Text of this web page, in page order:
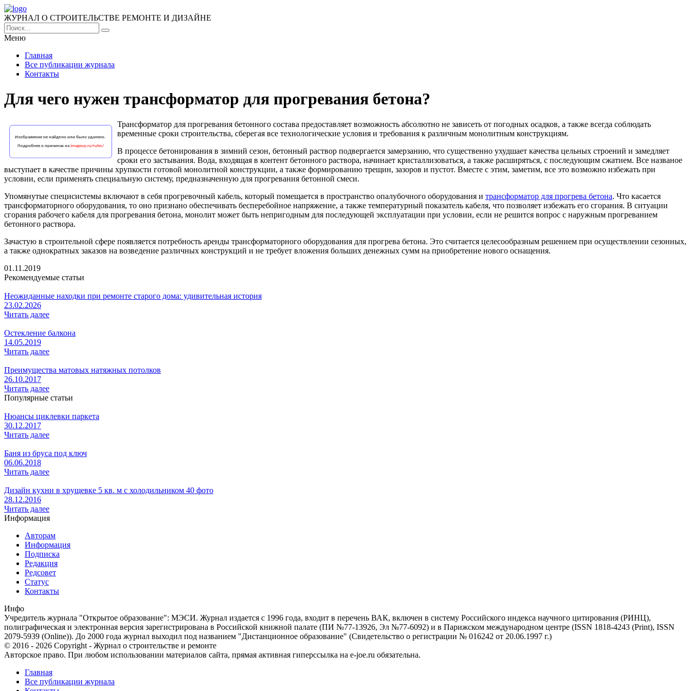
ЖУРНАЛ О СТРОИТЕЛЬСТВЕ РЕМОНТЕ И ДИЗАЙНЕ
Меню
Главная
Все публикации журнала
Контакты
Для чего нужен трансформатор для прогревания бетона?
Трансформатор для прогревания бетонного состава предоставляет возможность абсолютно не зависеть от погодных осадков, а также всегда соблюдать
временные сроки строительства, сберегая все технологические условия и требования к различным монолитным конструкциям.
В процессе бетонирования в зимний сезон, бетонный раствор подвергается замерзанию, что существенно ухудшает качества цельных строений и замедляет
сроки его застывания. Вода, входящая в контент бетонного раствора, начинает кристаллизоваться, а также расширяться, с последующим сжатием. Все названое
выступает в качестве причины хрупкости готовой монолитной конструкции, а также формированию трещин, зазоров и пустот. Вместе с этим, заметим, все это возможно избежать при
условии, если применять специальную систему, предназначенную для прогревания бетонной смеси.
Упомянутые специсистемы включают в себя прогревочный кабель, который помещается в пространство опалубочного оборудования и трансформатор для прогрева бетона. Что касается
трансформаторного оборудования, то оно признано обеспечивать бесперебойное напряжение, а также температурный показатель кабеля, что позволяет избежать его сгорания. В ситуации
сгорания рабочего кабеля для прогревания бетона, монолит может быть непригодным для последующей эксплуатации при условии, если не решится вопрос с наружным прогреванием
бетонного раствора.
Зачастую в строительной сфере появляется потребность аренды трансформаторного оборудования для прогрева бетона. Это считается целесообразным решением при осуществлении сезонных,
а также однократных заказов на возведение различных конструкций и не требует вложения больших денежных сумм на приобретение нового оснащения.
01.11.2019
Рекомендуемые статьи
Неожиданные находки при ремонте старого дома: удивительная история
23.02.2026
Читать далее
Остекление балкона
14.05.2019
Читать далее
Преимущества матовых натяжных потолков
26.10.2017
Читать далее
Популярные статьи
Нюансы циклевки паркета
30.12.2017
Читать далее
Баня из бруса под ключ
06.06.2018
Читать далее
Дизайн кухни в хрущевке 5 кв. м с холодильником 40 фото
28.12.2016
Читать далее
Информация
Авторам
Информация
Подписка
Редакция
Редсовет
Статус
Контакты
Инфо
Учредитель журнала "Открытое образование": МЭСИ. Журнал издается с 1996 года, входит в перечень ВАК, включен в систему Российского индекса научного цитирования (РИНЦ),
полиграфическая и электронная версия зарегистрирована в Российской книжной палате (ПИ №77-13926, Эл №77-6092) и в Парижском международном центре (ISSN 1818-4243 (Print), ISSN
2079-5939 (Online)). До 2000 года журнал выходил под названием "Дистанционное образование" (Свидетельство о регистрации № 016242 от 20.06.1997 г.)
© 2016 - 2026 Copyright - Журнал о строительстве и ремонте
Авторское право. При любом использовании материалов сайта, прямая активная гиперссылка на e-joe.ru обязательна.
Главная
Все публикации журнала